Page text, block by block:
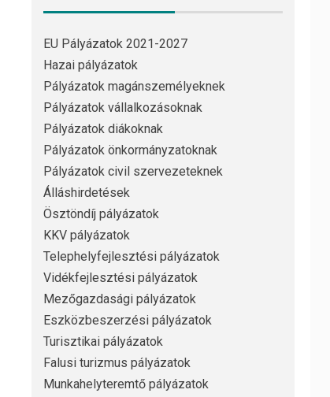
EU Pályázatok 2021-2027
Hazai pályázatok
Pályázatok magánszemélyeknek
Pályázatok vállalkozásoknak
Pályázatok diákoknak
Pályázatok önkormányzatoknak
Pályázatok civil szervezeteknek
Álláshirdetések
Ösztöndíj pályázatok
KKV pályázatok
Telephelyfejlesztési pályázatok
Vidékfejlesztési pályázatok
Mezőgazdasági pályázatok
Eszközbeszerzési pályázatok
Turisztikai pályázatok
Falusi turizmus pályázatok
Munkahelyteremtő pályázatok